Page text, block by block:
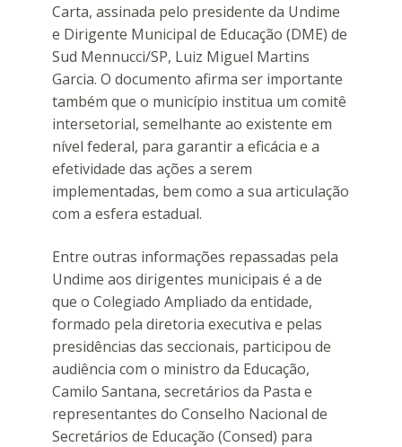
Carta, assinada pelo presidente da Undime
e Dirigente Municipal de Educação (DME) de
Sud Mennucci/SP, Luiz Miguel Martins
Garcia. O documento afirma ser importante
também que o município institua um comitê
intersetorial, semelhante ao existente em
nível federal, para garantir a eficácia e a
efetividade das ações a serem
implementadas, bem como a sua articulação
com a esfera estadual.
Entre outras informações repassadas pela
Undime aos dirigentes municipais é a de
que o Colegiado Ampliado da entidade,
formado pela diretoria executiva e pelas
presidências das seccionais, participou de
audiência com o ministro da Educação,
Camilo Santana, secretários da Pasta e
representantes do Conselho Nacional de
Secretários de Educação (Consed) para